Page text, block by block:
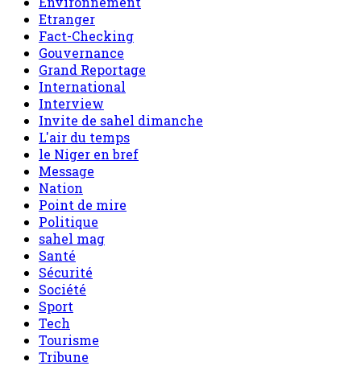
Etranger
Fact-Checking
Gouvernance
Grand Reportage
International
Interview
Invite de sahel dimanche
L'air du temps
le Niger en bref
Message
Nation
Point de mire
Politique
sahel mag
Santé
Sécurité
Société
Sport
Tech
Tourisme
Tribune